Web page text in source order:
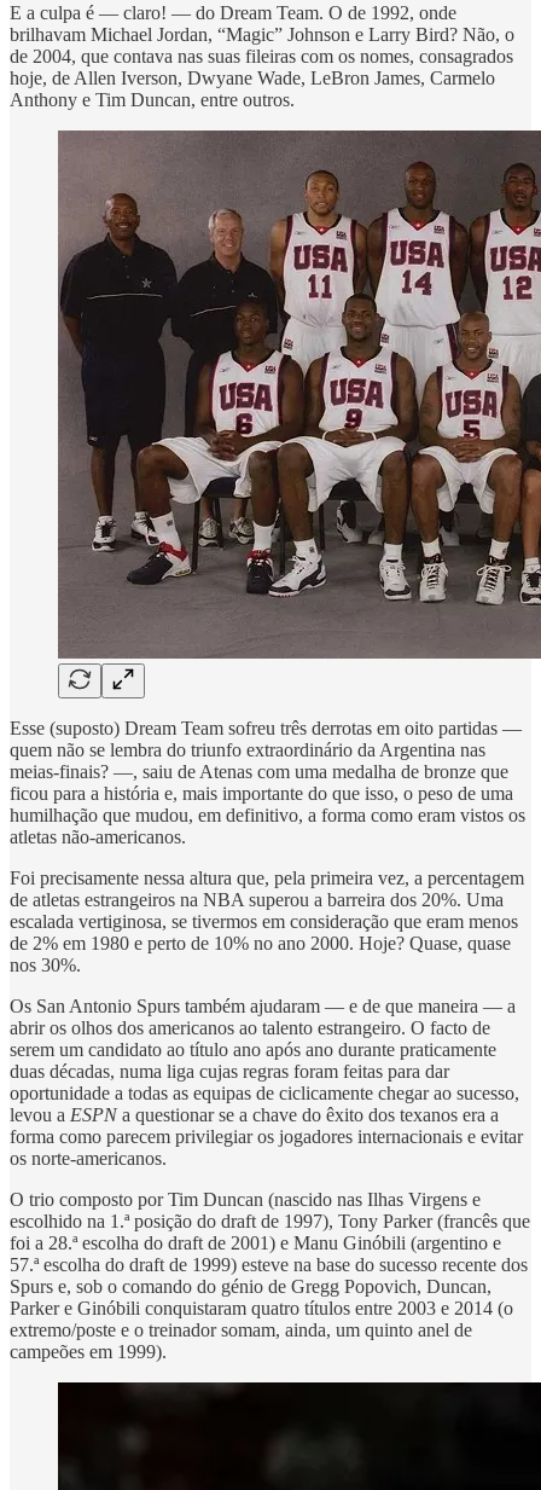
E a culpa é — claro! — do Dream Team. O de 1992, onde
brilhavam Michael Jordan, “Magic” Johnson e Larry Bird? Não, o
de 2004, que contava nas suas fileiras com os nomes, consagrados
hoje, de Allen Iverson, Dwyane Wade, LeBron James, Carmelo
Anthony e Tim Duncan, entre outros.
Esse (suposto) Dream Team sofreu três derrotas em oito partidas —
quem não se lembra do triunfo extraordinário da Argentina nas
meias-finais? —, saiu de Atenas com uma medalha de bronze que
ficou para a história e, mais importante do que isso, o peso de uma
humilhação que mudou, em definitivo, a forma como eram vistos os
atletas não-americanos.
Foi precisamente nessa altura que, pela primeira vez, a percentagem
de atletas estrangeiros na NBA superou a barreira dos 20%. Uma
escalada vertiginosa, se tivermos em consideração que eram menos
de 2% em 1980 e perto de 10% no ano 2000. Hoje? Quase, quase
nos 30%.
Os San Antonio Spurs também ajudaram — e de que maneira — a
abrir os olhos dos americanos ao talento estrangeiro. O facto de
serem um candidato ao título ano após ano durante praticamente
duas décadas, numa liga cujas regras foram feitas para dar
oportunidade a todas as equipas de ciclicamente chegar ao sucesso,
levou a ESPNa questionar se a chave do êxito dos texanos era a
forma como parecem privilegiar os jogadores internacionais e evitar
os norte-americanos.
O trio composto por Tim Duncan (nascido nas Ilhas Virgens e
escolhido na 1.ª posição do draft de 1997), Tony Parker (francês que
foi a 28.ª escolha do draft de 2001) e Manu Ginóbili (argentino e
57.ª escolha do draft de 1999) esteve na base do sucesso recente dos
Spurs e, sob o comando do génio de Gregg Popovich, Duncan,
Parker e Ginóbili conquistaram quatro títulos entre 2003 e 2014 (o
extremo/poste e o treinador somam, ainda, um quinto anel de
campeões em 1999).